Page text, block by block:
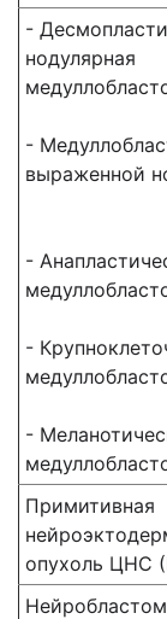
-
нодулярная
-
выраженной
-
-
-
Примитивная
опухоль ЦНС